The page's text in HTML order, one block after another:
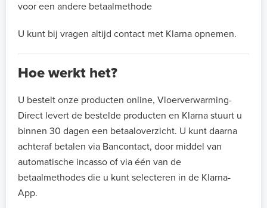
voor een andere betaalmethode
U kunt bij vragen altijd contact met Klarna opnemen.
Hoe werkt het?
U bestelt onze producten online, Vloerverwarming-
Direct levert de bestelde producten en Klarna stuurt u
binnen 30 dagen een betaaloverzicht. U kunt daarna
achteraf betalen via Bancontact, door middel van
automatische incasso of via één van de
betaalmethodes die u kunt selecteren in de Klarna-
App.